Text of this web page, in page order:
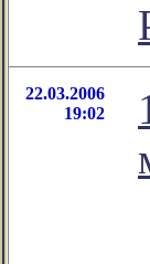
22.03.2006
19:02